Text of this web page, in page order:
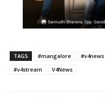
TAGS #mangalore
#v4stream
V4News